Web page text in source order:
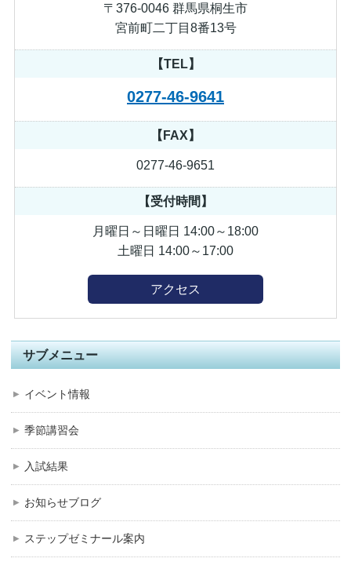
〒376-0046 群馬県桐生市
宮前町二丁目8番13号
【TEL】
0277-46-9641
【FAX】
0277-46-9651
【受付時間】
月曜日～日曜日 14:00～18:00
土曜日 14:00～17:00
アクセス
サブメニュー
イベント情報
季節講習会
入試結果
お知らせブログ
ステップゼミナール案内